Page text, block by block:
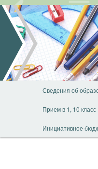
Перейти
основному
содержимому
Сведения об
Прием в 1, 10 класс
Инициативное